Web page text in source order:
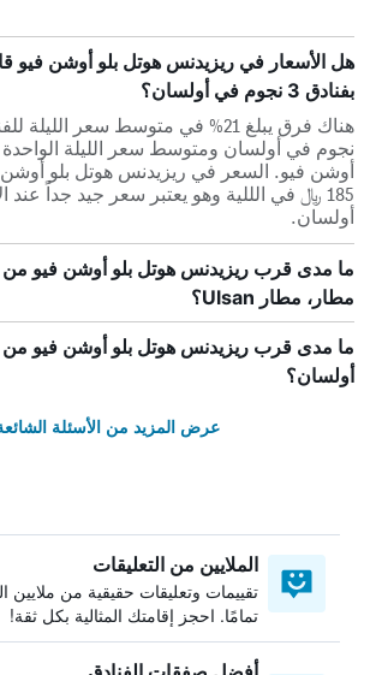
هل الأسعار في ريزيدنس هوتل بلو أوشن فيو
بفنادق 3 نجوم في أولسان؟
نجوم في أولسان ومتوسط ​​سعر الليلة
أوشن فيو. السعر في ريزيدنس هوتل بلو
185 ﷼ في الللية وهو يعتبر سعر جيد جداً عند
أولسان.
ما مدى قرب ريزيدنس هوتل بلو أوشن فيو
مطار، مطار Ulsan؟
ما مدى قرب ريزيدنس هوتل بلو أوشن فيو
أولسان؟
عرض المزيد من الأسئلة
الملايين من التعليقات
تقييمات وتعليقات حقيقية من ملايين
تمامًا. احجز إقامتك المثالية بكل ثقة!